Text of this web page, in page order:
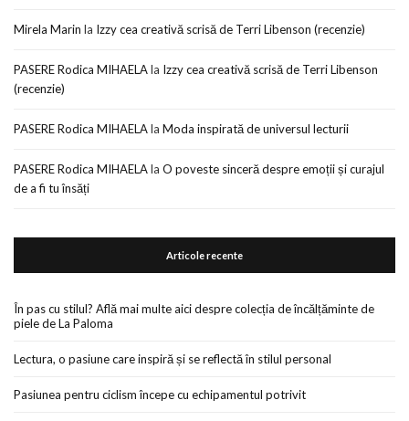
Mirela Marin la Izzy cea creativă scrisă de Terri Libenson (recenzie)
PASERE Rodica MIHAELAla Izzy cea creativă scrisă de Terri Libenson
(recenzie)
PASERE Rodica MIHAELAla Moda inspirată de universul lecturii
PASERE Rodica MIHAELAla O poveste sinceră despre emoții și curajul
de a fi tu însăți
Articole recente
În pas cu stilul? Află mai multe aici despre colecția de încălțăminte de
piele de La Paloma
Lectura, o pasiune care inspiră și se reflectă în stilul personal
Pasiunea pentru ciclism începe cu echipamentul potrivit